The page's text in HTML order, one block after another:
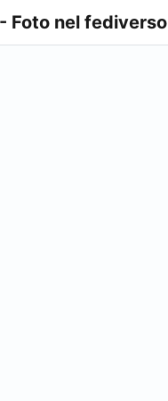
Foto nel fediverso